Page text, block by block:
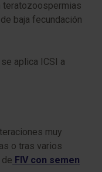
teratozoospermias
baja fecundación
aplica ICSI a
muy
o tras varios
FIV con semen